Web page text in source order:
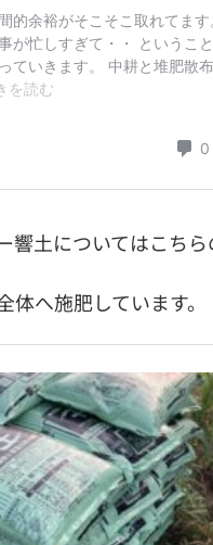
土についてはこちら
へ施肥しています。